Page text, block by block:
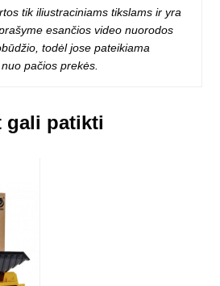
tik iliustraciniams tikslams ir yra
esančios video nuorodos
todėl jose pateikiama
pačios prekės.
gali patikti